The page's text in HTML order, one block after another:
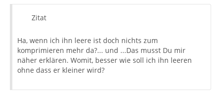
Zitat
Ha, wenn ich ihn leere ist doch nichts zum
komprimieren mehr da?... und ...Das musst Du mir
näher erklären. Womit, besser wie soll ich ihn leeren
ohne dass er kleiner wird?